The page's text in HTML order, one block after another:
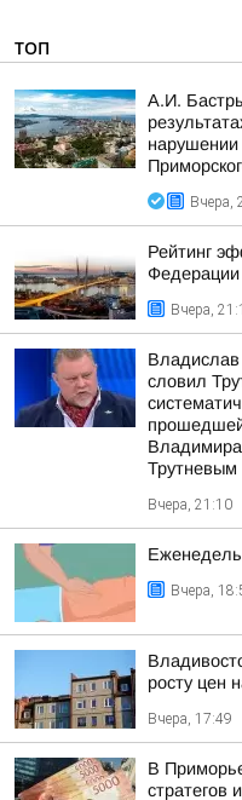
ТОП
А.И.
Вчера,
Рейтинг
Федерации
Вчера,
словил
Трутневым
Вчера, 21:10
Вчера,
росту цен
Вчера, 17:49
В
стратегов